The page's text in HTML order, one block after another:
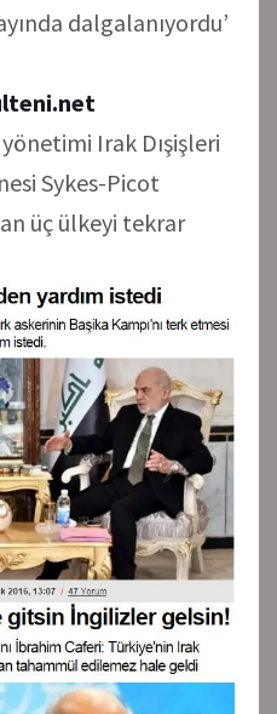
dalgalanıyordu’
Irak Dışişleri
Sykes-Picot
üç ülkeyi tekrar